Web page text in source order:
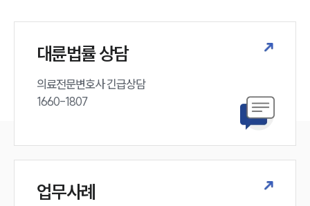
대륜법률 상담
의료전문변호사 긴급상담
1660-1807
업무사례